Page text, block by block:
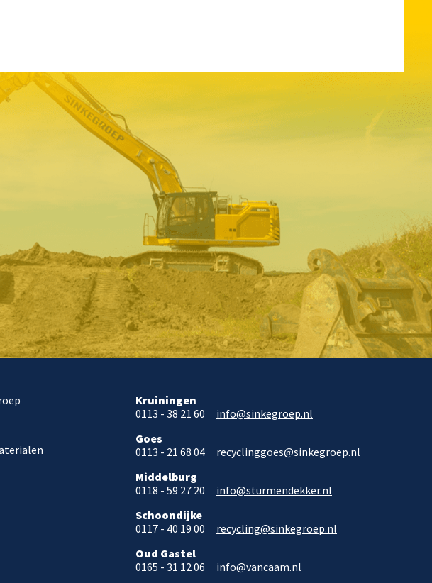
Kruiningen
0113 - 38 21 60
info@sinkegroep.nl
Goes
0113 - 21 68 04
recyclinggoes@sinkegroep.nl
Middelburg
0118 - 59 27 20
info@sturmendekker.nl
Schoondijke
0117 - 40 19 00
recycling@sinkegroep.nl
Oud Gastel
0165 - 31 12 06
info@vancaam.nl